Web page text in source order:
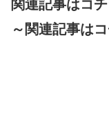
関連記事はコチ
～関連記事は